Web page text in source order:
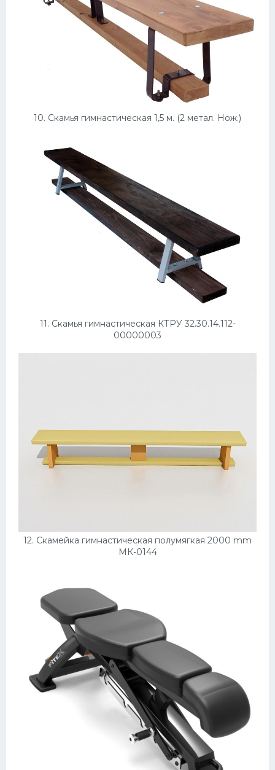
10. Скамья гимнастическая 1,5 м. (2 метал. Нож.)
11. Скамья гимнастическая КТРУ 32.30.14.112-
00000003
12. Скамейка гимнастическая полумягкая 2000 mm
МК-0144